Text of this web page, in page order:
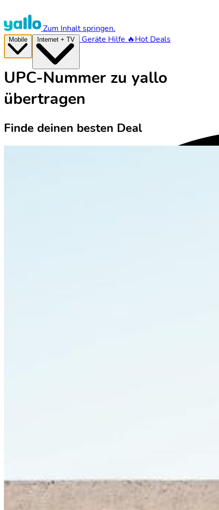
Zum Inhalt springen.
Geräte Hilfe 🔥Hot Deals
UPC-Nummer zu yallo
übertragen
Finde deinen besten Deal